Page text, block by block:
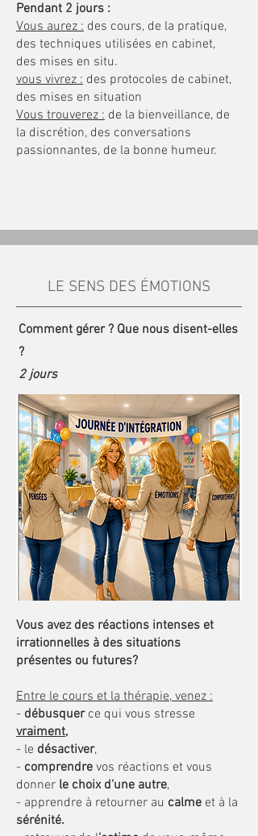
Pendant 2 jours :
Vous aurez : des cours, de la pratique,
des techniques utilisées en cabinet,
des mises en situ.
vous vivrez : des protocoles de cabinet,
des mises en situation
Vous trouverez : de la bienveillance, de
la discrétion, des conversations
passionnantes, de la bonne humeur.
LE SENS DES ÉMOTIONS
Comment gérer ? Que nous disent-elles
?
2 jours
Vous avez des réactions intenses et
irrationnelles à des situations
présentes ou futures?
Entre le cours et la thérapie, venez :
- débusquerce qui vous stresse
vraiment,
- le désactiver,
- comprendre vos réactions et vous
donner le choix d'une autre,
- apprendre à retourner au calme et à la
sérénité.